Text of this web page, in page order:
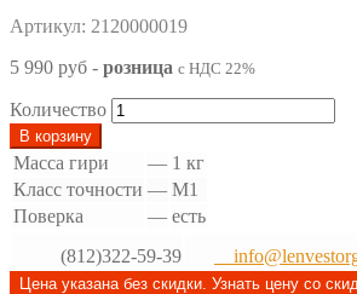
Артикул: 2120000019
5 990 руб - розница с НДС 22%
Количество
В корзину
Масса гири — 1 кг
Класс точности — М1
Поверка
— есть
(812)322-59-39
Цена указана без скидки. Узнать цену со